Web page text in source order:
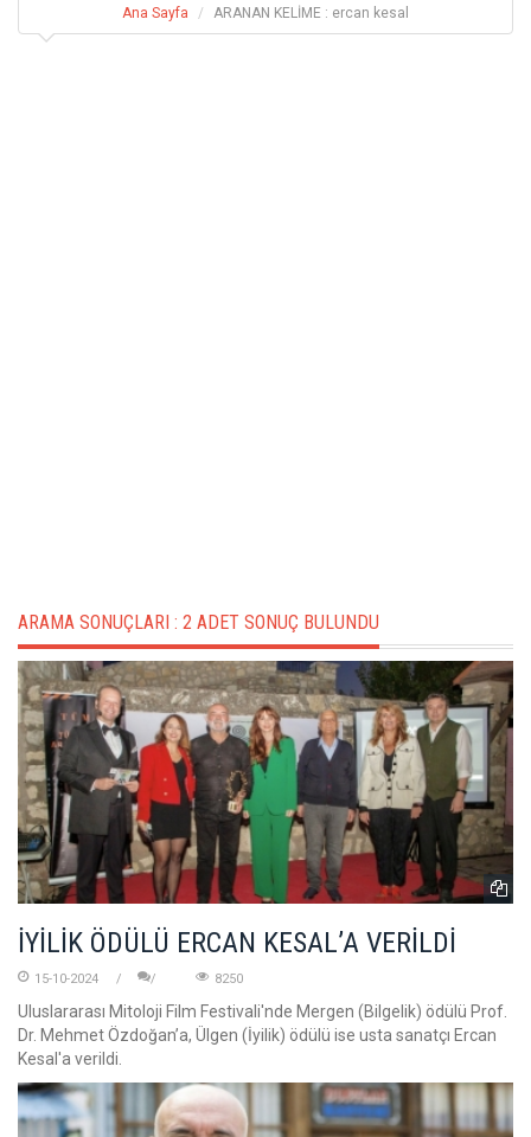
Ana Sayfa ARANAN KELİME : ercan kesal
ARAMA SONUÇLARI : 2 ADET SONUÇ BULUNDU
İYİLİK ÖDÜLÜ ERCAN KESAL’A VERİLDİ
15-10-2024 8250
Uluslararası Mitoloji Film Festivali'nde Mergen (Bilgelik) ödülü Prof.
Dr. Mehmet Özdoğan’a, Ülgen (İyilik) ödülü ise usta sanatçı Ercan
Kesal'a verildi.